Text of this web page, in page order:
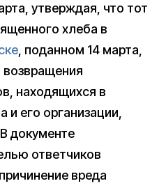
утверждая, что тот
хлеба в
, поданном 14 марта,
возвращения
находящихся в
и его организации,
документе
ответчиков
вреда